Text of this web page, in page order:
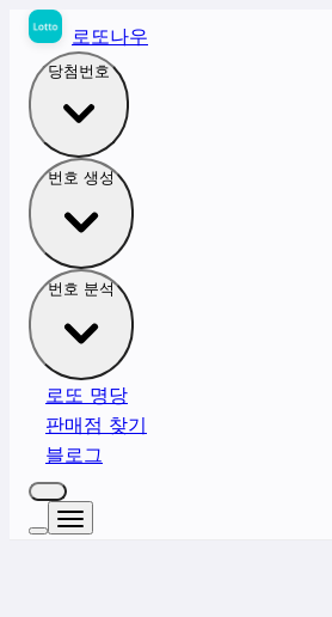
로또나우
당첨번호
번호 생성
번호 분석
로또 명당
판매점 찾기
블로그